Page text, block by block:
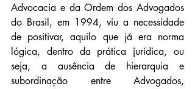
Advocacia e da Ordem dos Advogados
do Brasil, em 1994, viu a necessidade
de positivar, aquilo que já era norma
lógica, dentro da prática jurídica, ou
seja, a ausência de hierarquia e
subordinação entre Advogados,